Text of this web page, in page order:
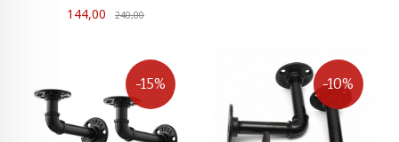
Tilbud
144,00 240,00Rabatt
-15% -10%